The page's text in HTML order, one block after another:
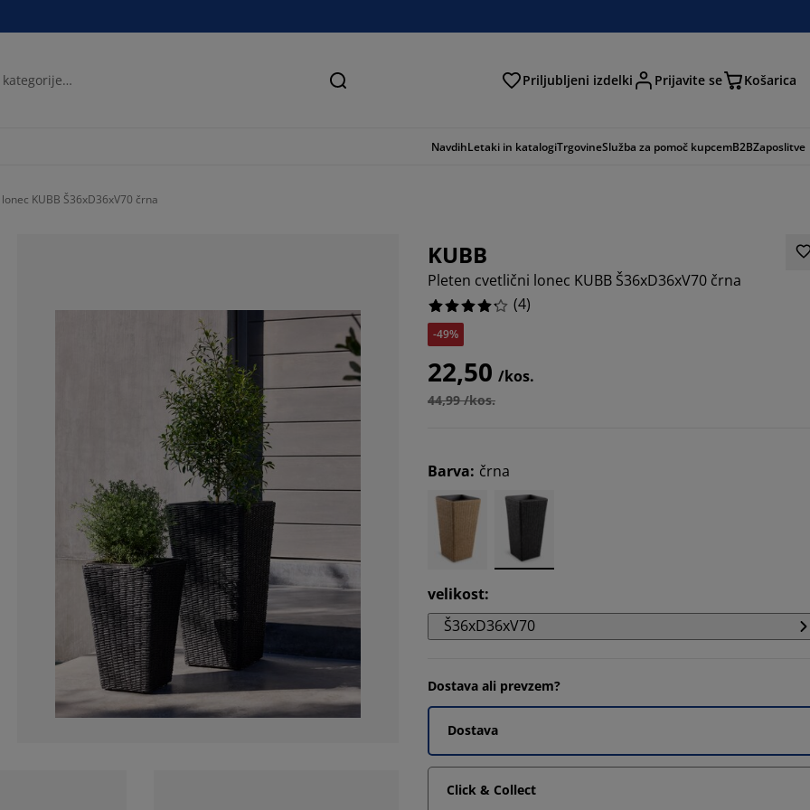
Iskanje Priljubljeni izdelki Prijavite se Košarica
NavdihLetaki in katalogiTrgovineSlužba za pomoč kupcemB2BZaposlitve
KUBB Š36xD36xV70 črna
KUBB
Pleten cvetlični lonec KUBB Š36xD36xV70 črna
(4)
-49%
22,50 /kos.
44,99 /kos.
Barva: črna
velikost:
Š36xD36xV70
Dostava ali prevzem?
Dostava
Click & Collect